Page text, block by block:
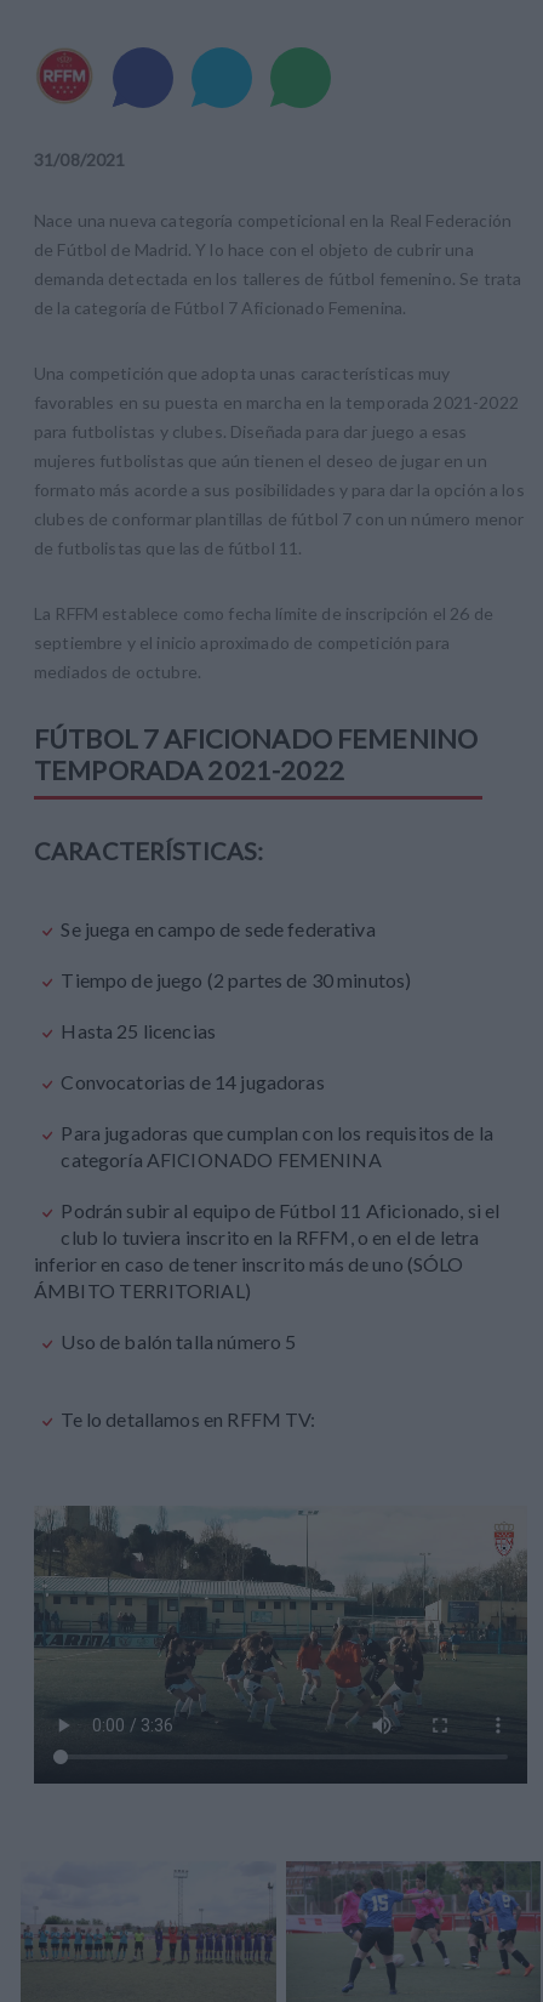
31/08/2021
Nace una nueva categoría competicional en la Real Federación
de Fútbol de Madrid. Y lo hace con el objeto de cubrir una
demanda detectada en los talleres de fútbol femenino. Se trata
de la categoría de Fútbol 7 Aficionado Femenina.
Una competición que adopta unas características muy
favorables en su puesta en marcha en la temporada 2021-2022
para futbolistas y clubes. Diseñada para dar juego a esas
mujeres futbolistas que aún tienen el deseo de jugar en un
formato más acorde a sus posibilidades y para dar la opción a los
clubes de conformar plantillas de fútbol 7 con un número menor
de futbolistas que las de fútbol 11.
La RFFM establece como fecha límite de inscripción el 26 de
septiembre y el inicio aproximado de competición para
mediados de octubre.
FÚTBOL 7 AFICIONADO FEMENINO
TEMPORADA 2021-2022
CARACTERÍSTICAS:
Se juega en campo de sede federativa
Tiempo de juego (2 partes de 30 minutos)
Hasta 25 licencias
Convocatorias de 14 jugadoras
Para jugadoras que cumplan con los requisitos de la
categoría AFICIONADO FEMENINA
Podrán subir al equipo de Fútbol 11 Aficionado, si el
club lo tuviera inscrito en la RFFM, o en el de letra
inferior en caso de tener inscrito más de uno (SÓLO
ÁMBITO TERRITORIAL)
Uso de balón talla número 5
Te lo detallamos en RFFM TV: